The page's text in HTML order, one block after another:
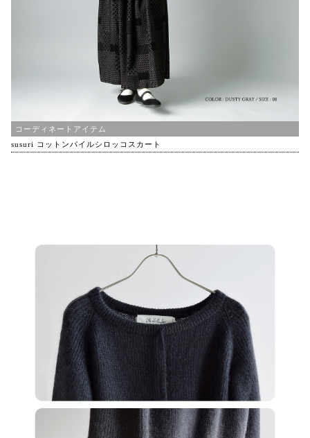
コーディネートアイテム
susuri コットンパイルシロッコスカート